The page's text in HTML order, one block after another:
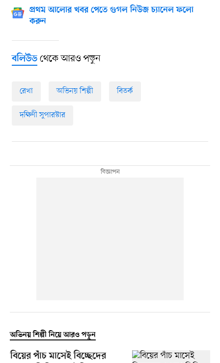
প্রথম আলোর খবর পেতে গুগল নিউজ চ্যানেল ফলো
করুন
বলিউডথেকে আরও পড়ুন
রেখা অভিনয় শিল্পী বিতর্ক
দক্ষিণী সুপারস্টার
অভিনয় শিল্পী নিয়ে আরও পড়ুন
বিয়ের পাঁচ মাসেই বিচ্ছেদের